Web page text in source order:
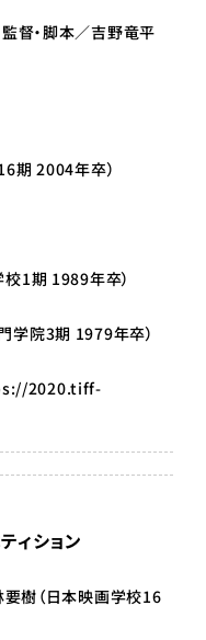
督・脚本／吉野竜平
期 2004年卒）
1期 1989年卒）
学院3期 1979年卒）
2020.tiff-
ィション
要樹（日本映画学校16